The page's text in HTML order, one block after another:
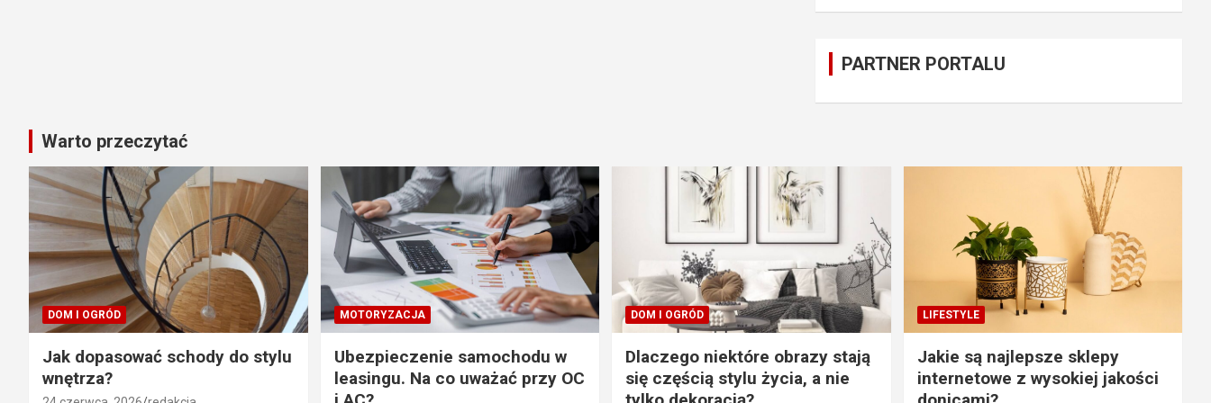
PARTNER PORTALU
Warto przeczytać
DOM I OGRÓD
Jak dopasować schody do stylu
wnętrza?
MOTORYZACJA
Ubezpieczenie samochodu w
leasingu. Na co uważać przy OC
DOM I OGRÓD
Dlaczego niektóre obrazy stają
się częścią stylu życia, a nie
LIFESTYLE
Jakie są najlepsze sklepy
internetowe z wysokiej jakości